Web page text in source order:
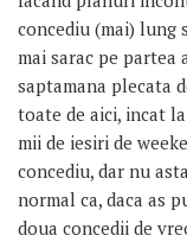
concediu (mai) lung
mai sarac pe partea
saptamana plecata
toate de aici, incat
mii de iesiri de
concediu, dar nu
normal ca, daca as
doua concedii de